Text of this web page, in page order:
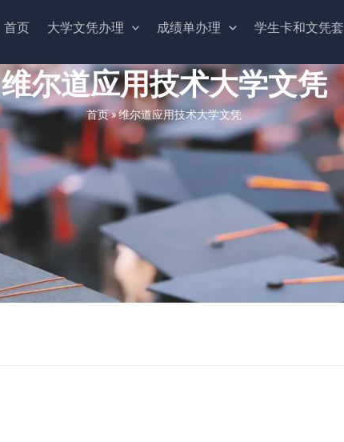
首页 大学文凭办理 成绩单办理 学生卡和文凭套
维尔道应用技术大学文凭
首页»维尔道应用技术大学文凭